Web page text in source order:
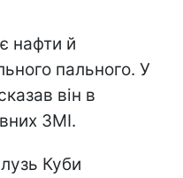
нафти й
пального. У
він в
ЗМІ.
Куби